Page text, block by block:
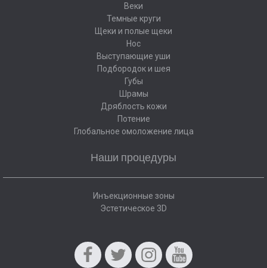
Веки
Темные круги
Щеки и полые щеки
Нос
Выступающие уши
Подбородок и шея
Губы
Шрамы
Дряблость кожи
Потение
Глобальное омоложение лица
Наши процедуры
Инъекционные зоны
Эстетическое 3D
FacebookTwitter InstagramYoutube